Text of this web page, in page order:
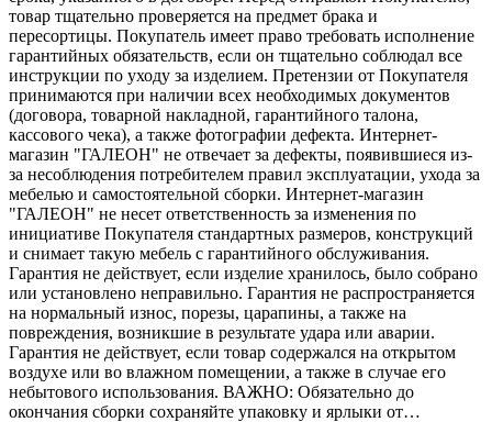
товар тщательно проверяется на предмет брака и
пересортицы. Покупатель имеет право требовать исполнение
гарантийных обязательств, если он тщательно соблюдал все
инструкции по уходу за изделием. Претензии от Покупателя
принимаются при наличии всех необходимых документов
(договора, товарной накладной, гарантийного талона,
кассового чека), а также фотографии дефекта. Интернет-
магазин "ГАЛЕОН" не отвечает за дефекты, появившиеся из-
за несоблюдения потребителем правил эксплуатации, ухода за
мебелью и самостоятельной сборки. Интернет-магазин
"ГАЛЕОН" не несет ответственность за изменения по
инициативе Покупателя стандартных размеров, конструкций
и снимает такую мебель с гарантийного обслуживания.
Гарантия не действует, если изделие хранилось, было собрано
или установлено неправильно. Гарантия не распространяется
на нормальный износ, порезы, царапины, а также на
повреждения, возникшие в результате удара или аварии.
Гарантия не действует, если товар содержался на открытом
воздухе или во влажном помещении, а также в случае его
небытового использования. ВАЖНО: Обязательно до
окончания сборки сохраняйте упаковку и ярлыки от…